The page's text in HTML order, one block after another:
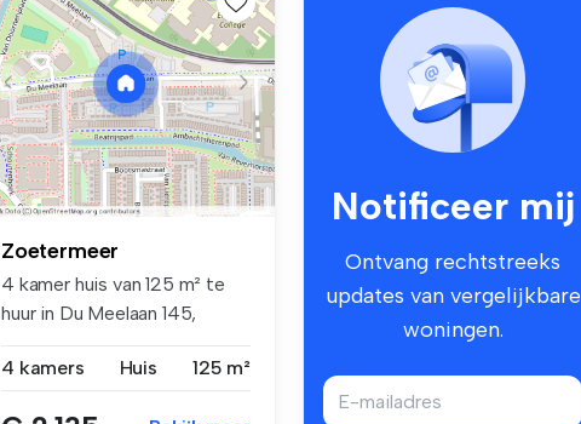
Zoetermeer
4 kamer huis van 125 m² te
huur in Du Meelaan 145,
4 kamers
Huis 125 m²
Notificeer mij
Ontvang rechtstreeks
updates van vergelijkbare
woningen.